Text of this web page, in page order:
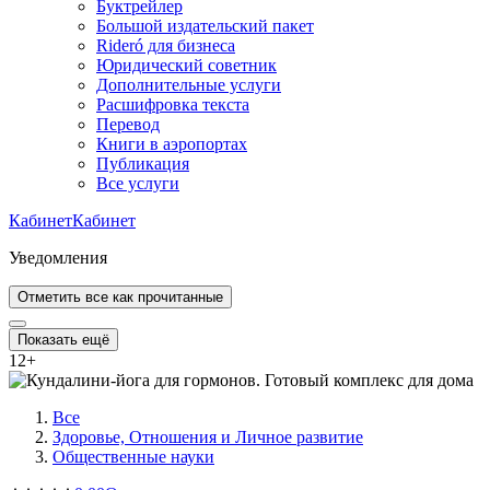
Буктрейлер
Большой издательский пакет
Rideró для бизнеса
Юридический советник
Дополнительные услуги
Расшифровка текста
Перевод
Книги в аэропортах
Публикация
Все услуги
КабинетКабинет
Уведомления
Отметить все как прочитанные
Показать ещё
12+
Все
Здоровье, Отношения и Личное развитие
Общественные науки